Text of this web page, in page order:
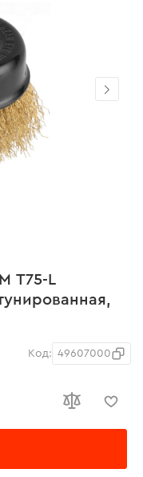
Т75-L
Код: 49607000